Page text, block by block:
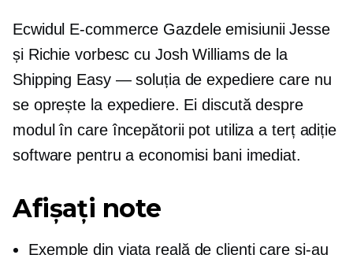
Ecwidul E-commerce Gazdele emisiunii Jesse
și Richie vorbesc cu Josh Williams de la
Shipping Easy — soluția de expediere care nu
se oprește la expediere. Ei discută despre
modul în care începătorii pot utiliza a terțadiție
software pentru a economisi bani imediat.
Afișați note
Exemple din viața reală de clienți care și-au